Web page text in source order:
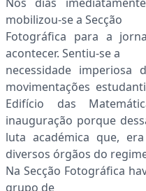
mobilizou-se a Secção
Fotográfica para a
acontecer. Sentiu-se a
necessidade
movimentações
Edifício das
inauguração porque
luta académica que,
diversos órgãos do
Na Secção Fotográfica
grupo de